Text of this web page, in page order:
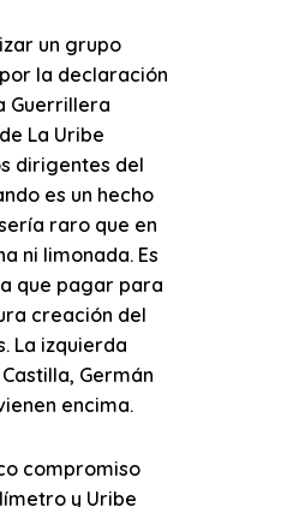
un grupo
la declaración
Guerrillera
La Uribe
dirigentes del
es un hecho
raro que en
ni limonada. Es
que pagar para
creación del
La izquierda
Germán
encima.
compromiso
y Uribe